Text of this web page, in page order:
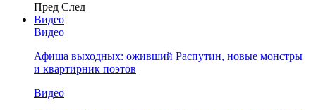
Пред След
Видео
Видео
Афиша выходных: оживший Распутин, новые монстры
и квартирник поэтов
Видео